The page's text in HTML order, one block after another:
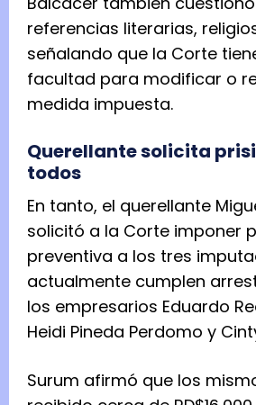
referencias literarias,
señalando que la Corte
facultad para modificar o
medida impuesta.
Querellante solicita
todos
En tanto, el querellante
solicitó a la Corte imponer
preventiva a los tres
actualmente cumplen
los empresarios Eduardo
Heidi Pineda Perdomo y
Surum afirmó que los